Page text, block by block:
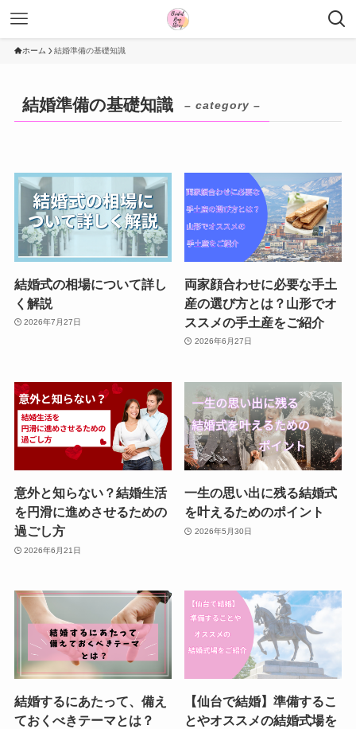
ホーム 結婚準備の基礎知識
結婚準備の基礎知識 – category –
結婚式の相場について詳し
く解説
2026年7月27日
両家顔合わせに必要な手土
産の選び方とは？山形でオ
ススメの手土産をご紹介
2026年6月27日
意外と知らない？結婚生活
を円滑に進めさせるための
過ごし方
2026年6月21日
一生の思い出に残る結婚式
を叶えるためのポイント
2026年5月30日
結婚するにあたって、備え
ておくべきテーマとは？
【仙台で結婚】準備するこ
とやオススメの結婚式場を